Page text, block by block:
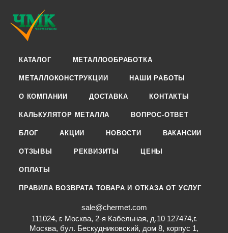
КАТАЛОГ МЕТАЛЛООБРАБОТКА
МЕТАЛЛОКОНСТРУКЦИИ НАШИ РАБОТЫ
О КОМПАНИИ ДОСТАВКА КОНТАКТЫ
КАЛЬКУЛЯТОР МЕТАЛЛА ВОПРОС-ОТВЕТ
БЛОГ АКЦИИ НОВОСТИ ВАКАНСИИ
ОТЗЫВЫ РЕКВИЗИТЫ ЦЕНЫ
ОПЛАТЫ
ПРАВИЛА ВОЗВРАТА ТОВАРА И ОТКАЗА ОТ УСЛУГ
sale@chermet.com
111024, г. Москва, 2-я Кабельная, д.10 127474,г.
Москва, бул. Бескудниковский, дом 8, корпус 1,